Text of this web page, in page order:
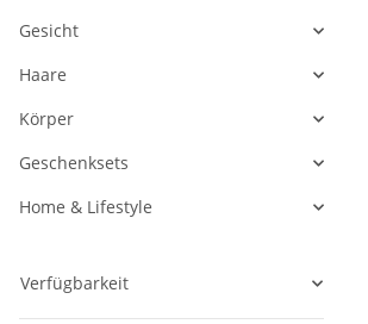
Gesicht
Haare
Körper
Geschenksets
Home & Lifestyle
Verfügbarkeit